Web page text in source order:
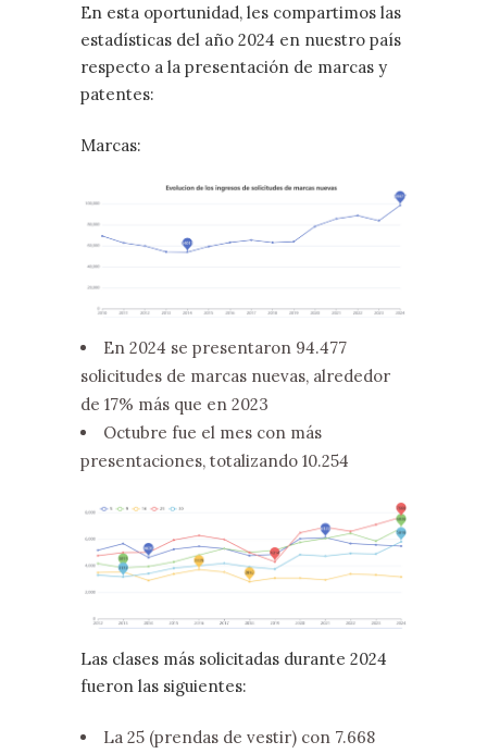
En esta oportunidad, les compartimos las
estadísticas del año 2024 en nuestro país
respecto a la presentación de marcas y
patentes:
Marcas:
En 2024 se presentaron 94.477
solicitudes de marcas nuevas, alrededor
de 17% más que en 2023
Octubre fue el mes con más
presentaciones, totalizando 10.254
Las clases más solicitadas durante 2024
fueron las siguientes:
La 25 (prendas de vestir) con 7.668